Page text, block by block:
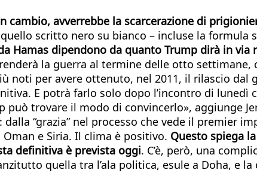
avverrebbe la scarcerazione di
scritto nero su bianco – incluse la formula
Hamas dipendono da quanto Trump dirà in via
la guerra al termine delle otto settimane,
noti per avere ottenuto, nel 2011, il rilascio dal
E potrà farlo solo dopo l’incontro di lunedì
trovare il modo di convincerlo», aggiunge
“grazia” nel processo che vede il premier
e Siria. Il clima è positivo. Questo spiega
definitiva è prevista oggi. C’è, però, una
quella tra l’ala politica, esule a Doha, e